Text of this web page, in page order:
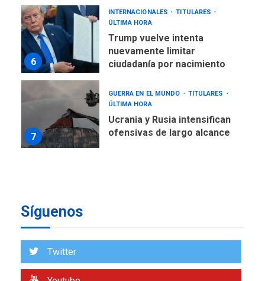
6
INTERNACIONALES
TITULARES
ÚLTIMA HORA
Trump vuelve intenta
nuevamente limitar
ciudadanía por nacimiento
7
GUERRA EN EL MUNDO
TITULARES
ÚLTIMA HORA
Ucrania y Rusia intensifican
ofensivas de largo alcance
1
De la Espriella asumirá
Síguenos
Twitter